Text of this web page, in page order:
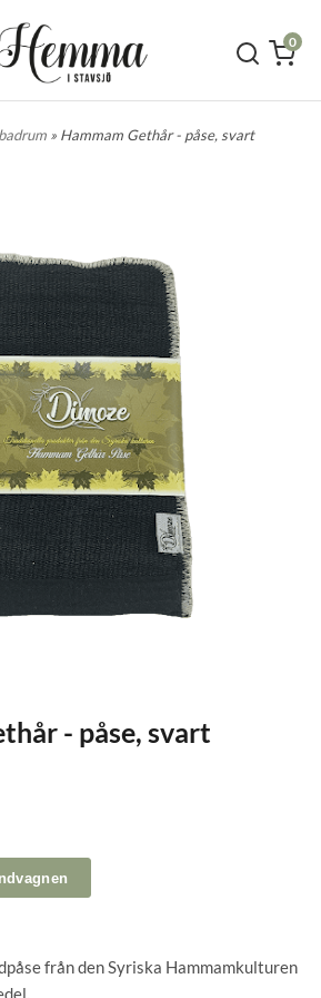
0
» Hammam Gethår - påse, svart
- påse, svart
från den Syriska Hammamkulturen